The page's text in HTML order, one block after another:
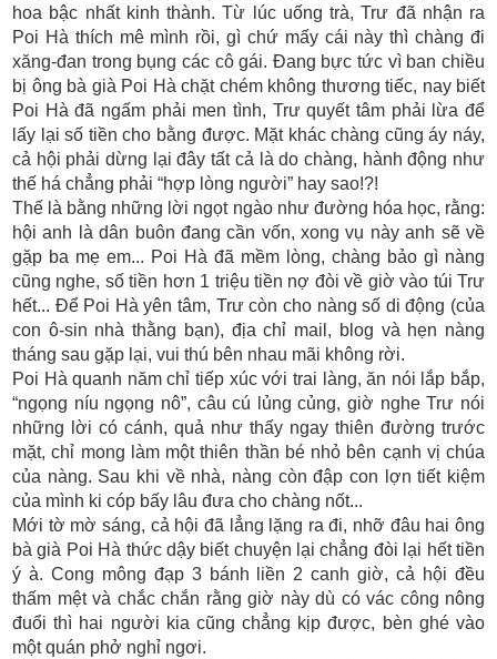
hoa bậc nhất kinh thành. Từ lúc uống trà, Trư đã nhận ra
Poi Hà thích mê mình rồi, gì chứ mấy cái này thì chàng đi
xăng-đan trong bụng các cô gái. Đang bực tức vì ban chiều
bị ông bà già Poi Hà chặt chém không thương tiếc, nay biết
Poi Hà đã ngấm phải men tình, Trư quyết tâm phải lừa để
lấy lại số tiền cho bằng được. Mặt khác chàng cũng áy náy,
cả hội phải dừng lại đây tất cả là do chàng, hành động như
thế há chẳng phải “hợp lòng người” hay sao!?!
Thế là bằng những lời ngọt ngào như đường hóa học, rằng:
hội anh là dân buôn đang cần vốn, xong vụ này anh sẽ về
gặp ba mẹ em... Poi Hà đã mềm lòng, chàng bảo gì nàng
cũng nghe, số tiền hơn 1 triệu tiền nợ đòi về giờ vào túi Trư
hết... Để Poi Hà yên tâm, Trư còn cho nàng số di động (của
con ô-sin nhà thằng bạn), địa chỉ mail, blog và hẹn nàng
tháng sau gặp lại, vui thú bên nhau mãi không rời.
Poi Hà quanh năm chỉ tiếp xúc với trai làng, ăn nói lắp bắp,
“ngọng níu ngọng nô”, câu cú lủng củng, giờ nghe Trư nói
những lời có cánh, quả như thấy ngay thiên đường trước
mặt, chỉ mong làm một thiên thần bé nhỏ bên cạnh vị chúa
của nàng. Sau khi về nhà, nàng còn đập con lợn tiết kiệm
của mình ki cóp bấy lâu đưa cho chàng nốt...
Mới tờ mờ sáng, cả hội đã lẳng lặng ra đi, nhỡ đâu hai ông
bà già Poi Hà thức dậy biết chuyện lại chẳng đòi lại hết tiền
ý à. Cong mông đạp 3 bánh liền 2 canh giờ, cả hội đều
thấm mệt và chắc chắn rằng giờ này dù có vác công nông
đuổi thì hai người kia cũng chẳng kịp được, bèn ghé vào
một quán phở nghỉ ngơi.